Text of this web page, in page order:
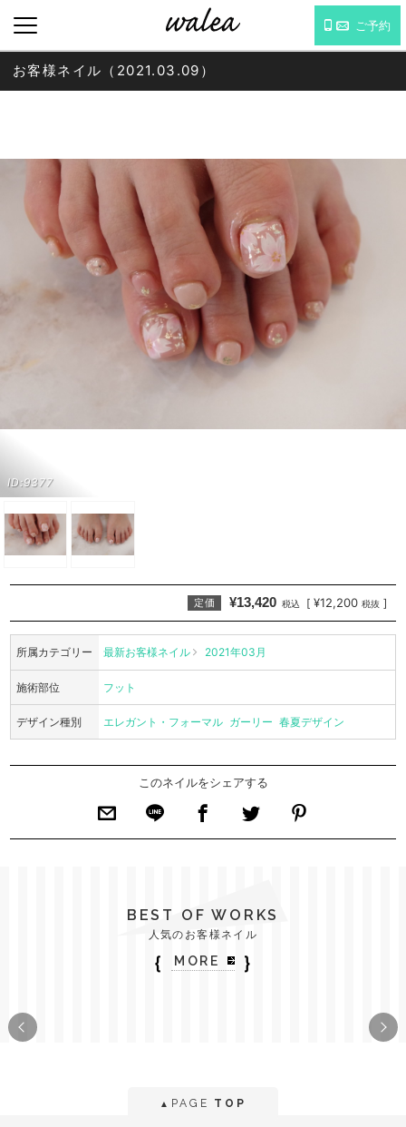
ご予約
ID:9377
お客様ネイル（2021.03.09）
定価 ¥13,420 税込 [ ¥12,200 税抜 ]
所属カテゴリー 最新お客様ネイル 2021年03月
施術部位 フット
デザイン種別 エレガント・フォーマル ガーリー 春夏デザイン
このネイルをシェアする
BEST OF WORKS
人気のお客様ネイル
｛ MORE ｝
▲ PAGE TOP